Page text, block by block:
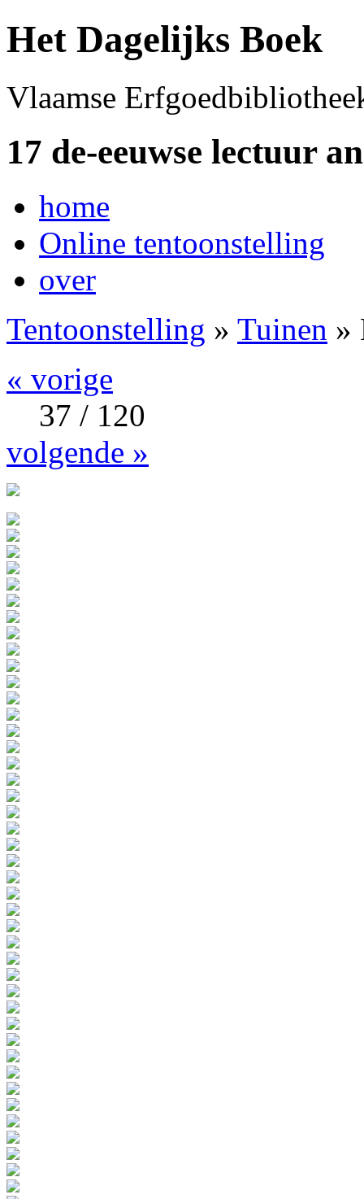
Het Dagelijks Boek
Vlaamse
17 de-eeuwse lectuur
home
Online tentoonstelling
over
Tentoonstelling » Tuinen »
« vorige
37 / 120
volgende »